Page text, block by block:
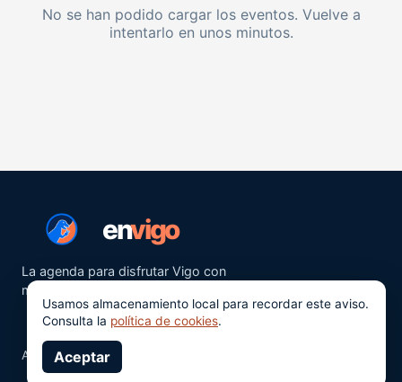
No se han podido cargar los eventos. Vuelve a
intentarlo en unos minutos.
envigo
La agenda para disfrutar Vigo con
más ganas.
Aviso legalPrivacidad
Usamos almacenamiento local para recordar este aviso.
Consulta la política de cookies.
Aceptar